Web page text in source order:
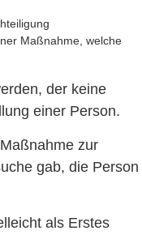
Maßnahme, welche
der keine
einer Person.
zur
gab, die Person
als Erstes